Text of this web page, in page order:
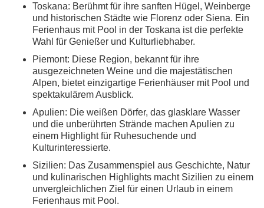
Toskana: Berühmt für ihre sanften Hügel, Weinberge
und historischen Städte wie Florenz oder Siena. Ein
Ferienhaus mit Pool in der Toskana ist die perfekte
Wahl für Genießer und Kulturliebhaber.
Piemont: Diese Region, bekannt für ihre
ausgezeichneten Weine und die majestätischen
Alpen, bietet einzigartige Ferienhäuser mit Pool und
spektakulärem Ausblick.
Apulien: Die weißen Dörfer, das glasklare Wasser
und die unberührten Strände machen Apulien zu
einem Highlight für Ruhesuchende und
Kulturinteressierte.
Sizilien: Das Zusammenspiel aus Geschichte, Natur
und kulinarischen Highlights macht Sizilien zu einem
unvergleichlichen Ziel für einen Urlaub in einem
Ferienhaus mit Pool.